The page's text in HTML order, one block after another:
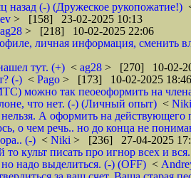
назад (-) (Дружеское рукопожатие!)
> [158] 23-02-2025 10:13
ag28 > [218] 10-02-2025 22:06
личная информация, сменить
тут. (+) < ag28 > [270] 10-02-
(-) < Pago > [173] 10-02-2025 18:46
можно так пеоеоформить на
что нет. (-) (Личный опыт) <
А оформить на действующего
о чем речь.. но до конца не
(-) < Niki > [236] 27-04-2025
то культ писать про игнор всех и
надо выделиться. (-) (OFF) <